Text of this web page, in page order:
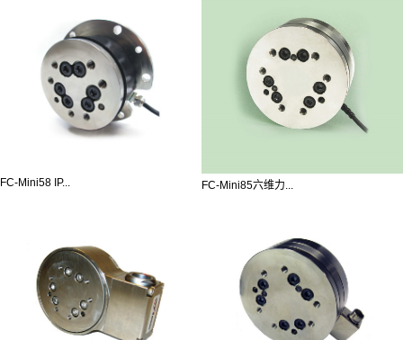
FC-Mini58 IP... FC-Mini85六维力...